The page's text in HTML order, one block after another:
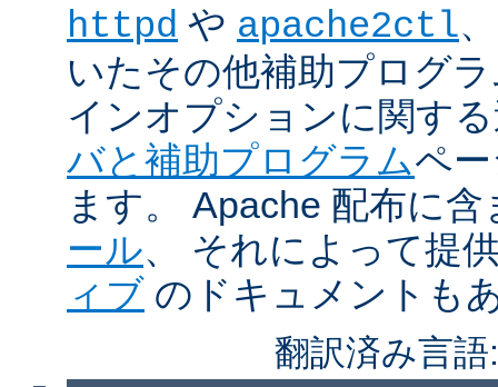
httpd や apache2ctl
いたその他補助プログ
インオプションに関す
バと補助プログラムペ
ます。 Apache 配布に
ール、 それによって提
ィブ のドキュメントも
翻訳済み言